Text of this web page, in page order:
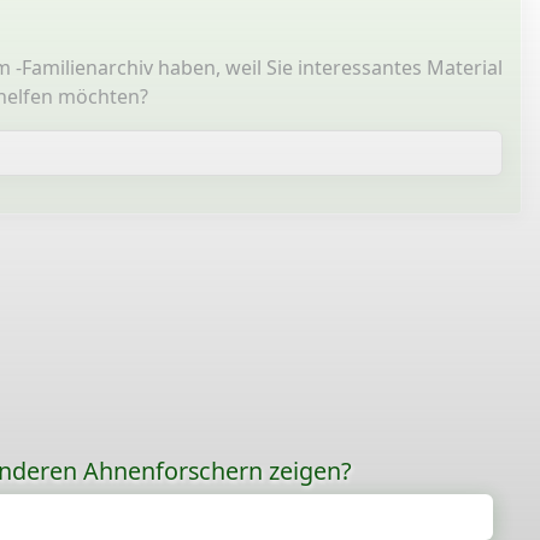
Familienarchiv haben, weil Sie interessantes Material
möchten?
Ahnenforschern zeigen?